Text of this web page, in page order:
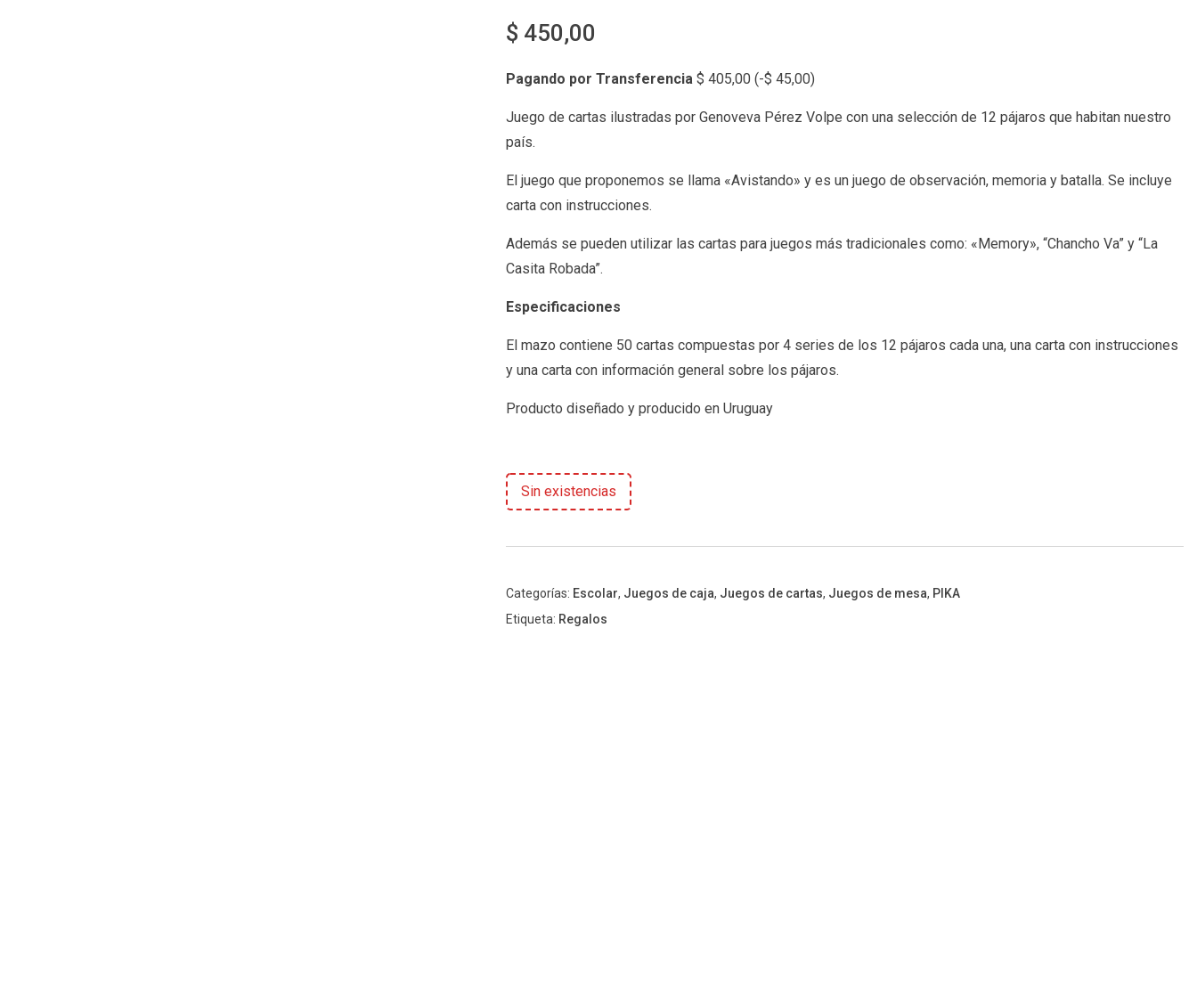
$ 450,00
Pagando por Transferencia $ 405,00 (-$ 45,00)
Juego de cartas ilustradas por Genoveva Pérez Volpe con una selección de 12 pájaros que habitan nuestro
país.
El juego que proponemos se llama «Avistando» y es un juego de observación, memoria y batalla. Se incluye
carta con instrucciones.
Además se pueden utilizar las cartas para juegos más tradicionales como: «Memory», “Chancho Va” y “La
Casita Robada”.
Especificaciones
El mazo contiene 50 cartas compuestas por 4 series de los 12 pájaros cada una, una carta con instrucciones
y una carta con información general sobre los pájaros.
Producto diseñado y producido en Uruguay
Sin existencias
Categorías: Escolar, Juegos de caja, Juegos de cartas, Juegos de mesa, PIKA
Etiqueta: Regalos